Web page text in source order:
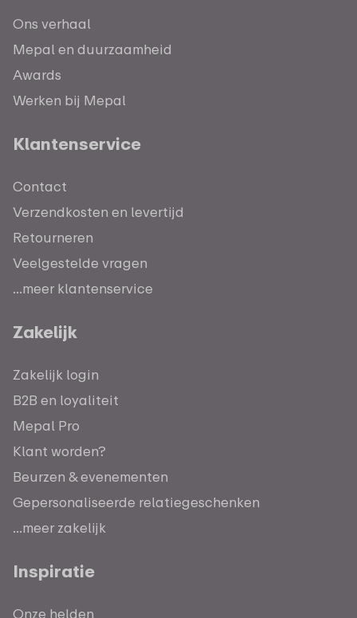
Ons verhaal
Mepal en duurzaamheid
Awards
Werken bij Mepal
Klantenservice
Contact
Verzendkosten en levertijd
Retourneren
Veelgestelde vragen
...meer klantenservice
Zakelijk
Zakelijk login
B2B en loyaliteit
Mepal Pro
Klant worden?
Beurzen & evenementen
Gepersonaliseerde relatiegeschenken
...meer zakelijk
Inspiratie
Onze helden